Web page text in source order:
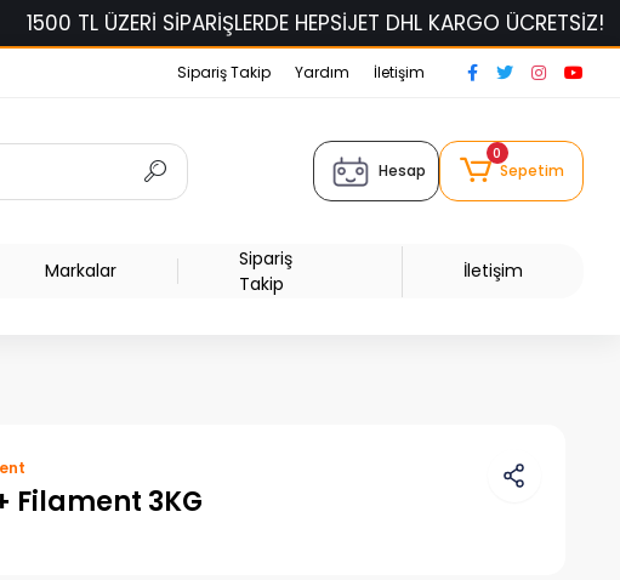
SİPARİŞLERDE HEPSİJET DHL KARGO ÜCRETSİZ! ELAS
Sipariş Takip Yardım İletişim
Hesap
0
Sepetim
Markalar
Sipariş
Takip
İletişim
Filament 3KG